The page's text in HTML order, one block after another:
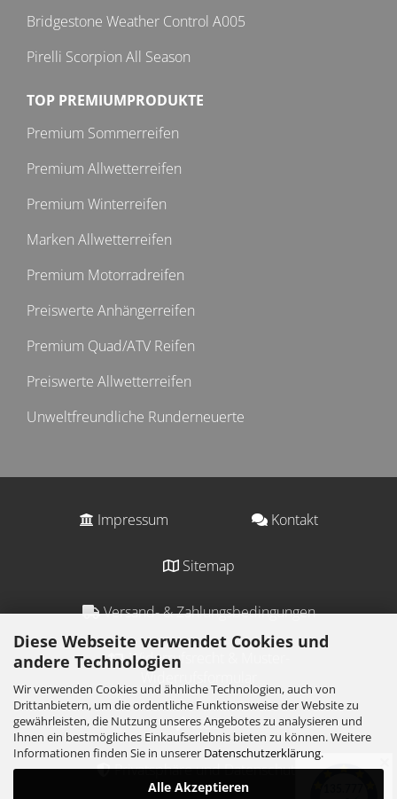
Diese Webseite verwendet Cookies und
andere Technologien
Wir verwenden Cookies und ähnliche Technologien, auch von
Drittanbietern, um die ordentliche Funktionsweise der Website zu
gewährleisten, die Nutzung unseres Angebotes zu analysieren und
Ihnen ein bestmögliches Einkaufserlebnis bieten zu können. Weitere
Informationen finden Sie in unserer Datenschutzerklärung.
Alle Akzeptieren
Bridgestone Weather Control A005
Pirelli Scorpion All Season
TOP PREMIUMPRODUKTE
Premium Sommerreifen
Premium Allwetterreifen
Premium Winterreifen
Marken Allwetterreifen
Premium Motorradreifen
Preiswerte Anhängerreifen
Premium Quad/ATV Reifen
Preiswerte Allwetterreifen
Unweltfreundliche Runderneuerte
Impressum Kontakt
Sitemap
Versand- & Zahlungsbedingungen
Widerrufsrecht & Muster-
Widerrufsformular
AGB
Privatsphäre und Datenschutz